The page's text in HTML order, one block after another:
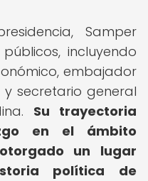
Samper
incluyendo
embajador
secretario general
Su trayectoria
en el ámbito
un lugar
política de